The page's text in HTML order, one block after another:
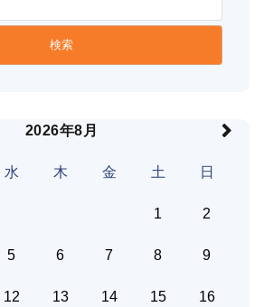
2026年8月
水 木 金 土 日
1 2
5 6 7 8 9
12 13 14 15 16